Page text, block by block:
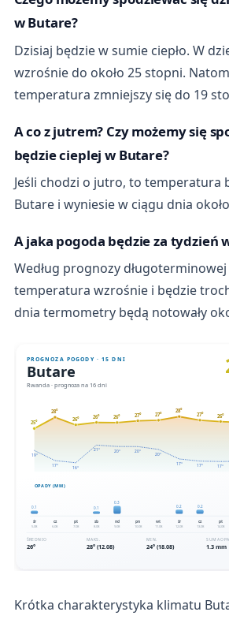
w Butare?
Dzisiaj będzie w sumie ciepło. W
wzrośnie do około 25 stopni.
temperatura zmniejszy się do 19
A co z jutrem? Czy możemy się
będzie cieplej w Butare?
Jeśli chodzi o jutro, to temperatura
Butare i wyniesie w ciągu dnia
A jaka pogoda będzie za tydzień
Według prognozy
temperatura wzrośnie i będzie
dnia termometry będą notowały
Krótka charakterystyka klimatu